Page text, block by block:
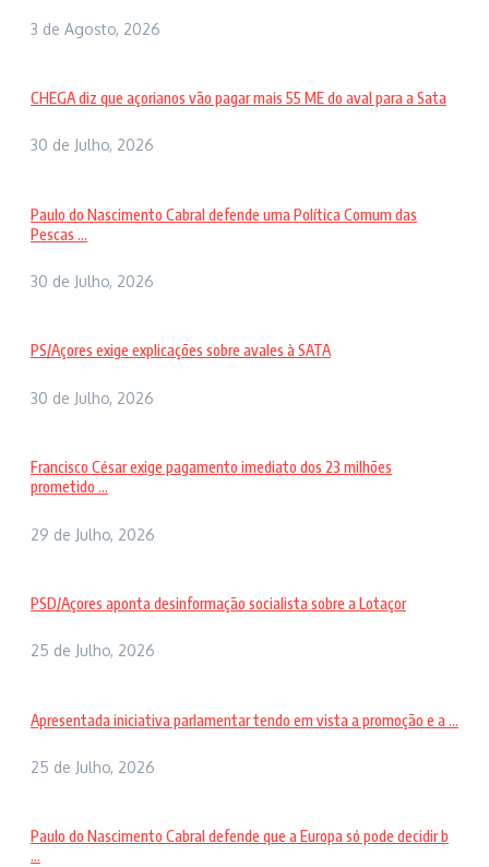
3 de Agosto, 2026
CHEGA diz que açorianos vão pagar mais 55 ME do aval para a Sata
30 de Julho, 2026
Paulo do Nascimento Cabral defende uma Política Comum das
Pescas ...
30 de Julho, 2026
PS/Açores exige explicações sobre avales à SATA
30 de Julho, 2026
Francisco César exige pagamento imediato dos 23 milhões
prometido ...
29 de Julho, 2026
PSD/Açores aponta desinformação socialista sobre a Lotaçor
25 de Julho, 2026
Apresentada iniciativa parlamentar tendo em vista a promoção e a ...
25 de Julho, 2026
Paulo do Nascimento Cabral defende que a Europa só pode decidir b
...